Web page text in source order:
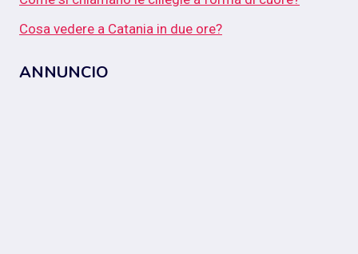
Cosa vedere a Catania in due ore?
ANNUNCIO